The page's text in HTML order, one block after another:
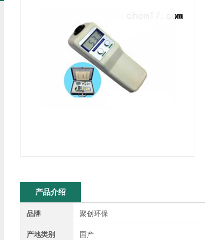
产品介绍
品牌 聚创环保
产地类别 国产